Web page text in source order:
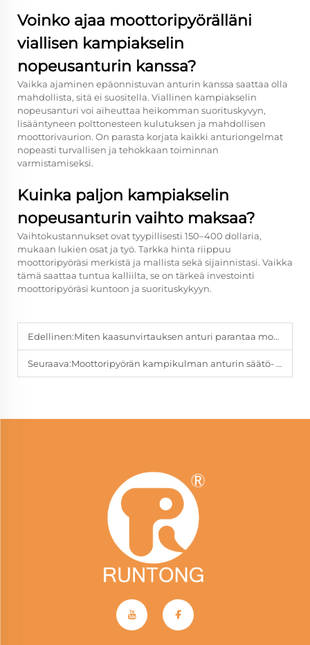
Voinko ajaa moottoripyörälläni
viallisen kampiakselin
nopeusanturin kanssa?
Vaikka ajaminen epäonnistuvan anturin kanssa saattaa olla
mahdollista, sitä ei suositella. Viallinen kampiakselin
nopeusanturi voi aiheuttaa heikomman suorituskyvyn,
lisääntyneen polttonesteen kulutuksen ja mahdollisen
moottorivaurion. On parasta korjata kaikki anturiongelmat
nopeasti turvallisen ja tehokkaan toiminnan
varmistamiseksi.
Kuinka paljon kampiakselin
nopeusanturin vaihto maksaa?
Vaihtokustannukset ovat tyypillisesti 150–400 dollaria,
mukaan lukien osat ja työ. Tarkka hinta riippuu
moottoripyöräsi merkistä ja mallista sekä sijainnistasi. Vaikka
tämä saattaa tuntua kalliilta, se on tärkeä investointi
moottoripyöräsi kuntoon ja suorituskykyyn.
Edellinen:Miten kaasunvirtauksen anturi parantaa moottoripyörän moottorin ohjausta?
Seuraava:Moottoripyörän kampikulman anturin säätö- ja optimointitekniikat